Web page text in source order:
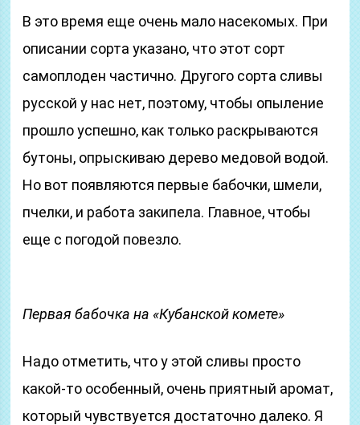
В это время еще очень мало насекомых. При
описании сорта указано, что этот сорт
самоплоден частично. Другого сорта сливы
русской у нас нет, поэтому, чтобы опыление
прошло успешно, как только раскрываются
бутоны, опрыскиваю дерево медовой водой.
Но вот появляются первые бабочки, шмели,
пчелки, и работа закипела. Главное, чтобы
еще с погодой повезло.
Первая бабочка на «Кубанской комете»
Надо отметить, что у этой сливы просто
какой-то особенный, очень приятный аромат,
который чувствуется достаточно далеко. Я